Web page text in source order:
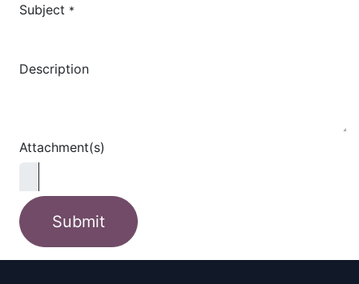
Subject *
Description
Attachment(s)
Submit